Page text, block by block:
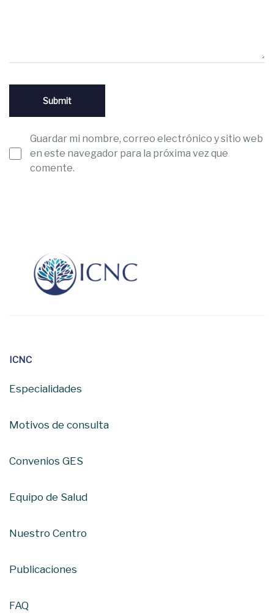
Guardar mi nombre, correo electrónico y sitio web
en este navegador para la próxima vez que
comente.
ICNC
Especialidades
Motivos de consulta
Convenios GES
Equipo de Salud
Nuestro Centro
Publicaciones
FAQ